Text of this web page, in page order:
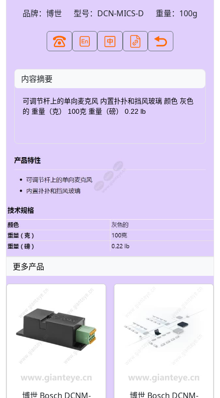
品牌：博世 型号：DCN-MICS-D 重量：100g
内容摘要
可调节杆上的单向麦克风 内置扑扑和挡风玻璃 颜色 灰色
的 重量（克） 100克 重量（磅） 0.22 lb
更多产品
博世 Bosch DCNM- 博世 Bosch DCNM-